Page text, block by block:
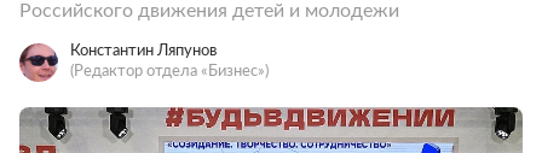
Российского движения детей и молодежи
Константин Ляпунов
(Редактор отдела «Бизнес»)